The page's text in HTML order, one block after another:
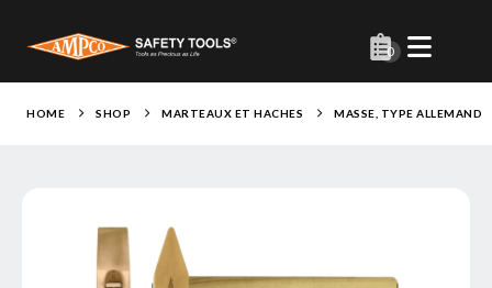
0
HOME SHOP MARTEAUX ET HACHES MASSE, TYPE ALLEMAND